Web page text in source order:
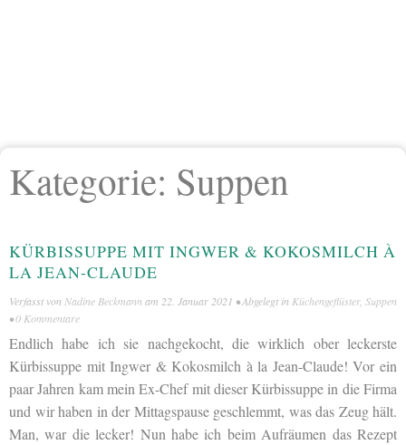
Kategorie: Suppen
KÜRBISSUPPE MIT INGWER & KOKOSMILCH À
LA JEAN-CLAUDE
Verfasst von Nadine Beckmann am 22. Januar 2021 • Abgelegt in Küchengeflüster, Suppen
•0 Kommentare
Endlich habe ich sie nachgekocht, die wirklich ober leckerste
Kürbissuppe mit Ingwer & Kokosmilch à la Jean-Claude! Vor ein
paar Jahren kam mein Ex-Chef mit dieser Kürbissuppe in die Firma
und wir haben in der Mittagspause geschlemmt, was das Zeug hält.
Man, war die lecker! Nun habe ich beim Aufräumen das Rezept